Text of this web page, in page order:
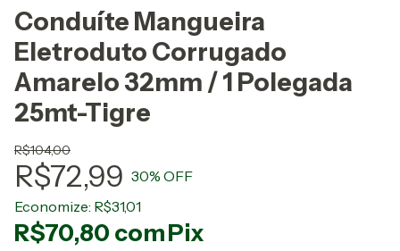
Conduíte Mangueira
Eletroduto Corrugado
Amarelo 32mm / 1 Polegada
25mt-Tigre
R$104,00
R$72,99 30% OFF
Economize: R$31,01
R$70,80 comPix